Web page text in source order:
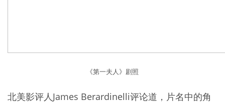
《第一夫人》剧照
北美影评人James Berardinelli评论道，片名中的角